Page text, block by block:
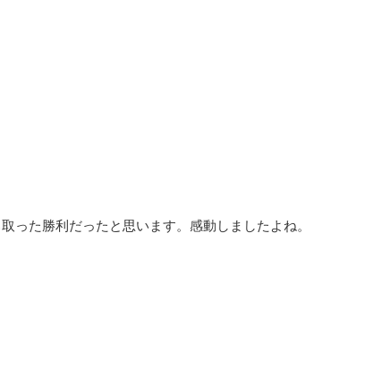
った勝利だったと思います。感動しましたよね。